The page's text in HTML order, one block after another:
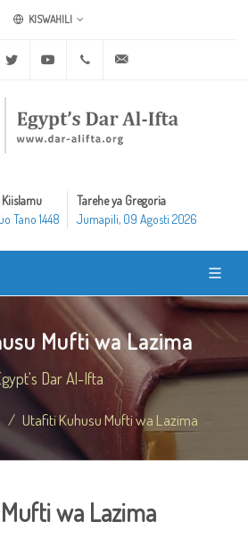
KISWAHILI
Facebook Twitter Youtube +20 2 25970400
Tano 1448
Tarehe ya Gregoria
Jumapili, 09 Agosti 2026
Mufti wa Lazima
Dar Al-Ifta
Utafiti Kuhusu Mufti wa Lazima
wa Lazima